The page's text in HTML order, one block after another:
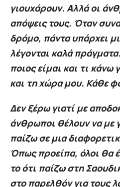
γιουχάρουν. Αλλά οι
απόψεις τους. Όταν
δρόμο, πάντα υπάρχει
λέγονται καλά
ποιος είμαι και τι κάνω
και τη χώρα μου. Κάθε
Δεν ξέρω γιατί με
άνθρωποι θέλουν να με
παίζω σε μια
Όπως προείπα, όλοι θα
το ότι παίζω στη
στο παρελθόν για τους